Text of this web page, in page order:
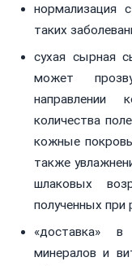
нормализация
таких
сухая сырная
может
направлении
количества
кожные
также
шлаковых
полученных при
«доставка» в
минералов и